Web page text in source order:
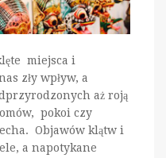
miejsca i
zły wpływ, a
aż roją
pokoi czy
Objawów klątw i
a napotykane